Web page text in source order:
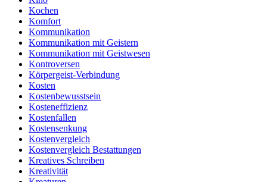
Kochen
Komfort
Kommunikation
Kommunikation mit Geistern
Kommunikation mit Geistwesen
Kontroversen
Körpergeist-Verbindung
Kosten
Kostenbewusstsein
Kosteneffizienz
Kostenfallen
Kostensenkung
Kostenvergleich
Kostenvergleich Bestattungen
Kreatives Schreiben
Kreativität